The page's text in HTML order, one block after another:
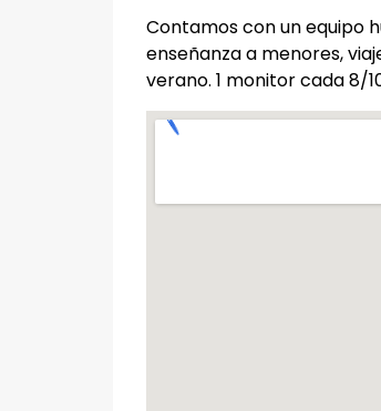
Contamos con un equipo
enseñanza a menores,
verano. 1 monitor cada 8/